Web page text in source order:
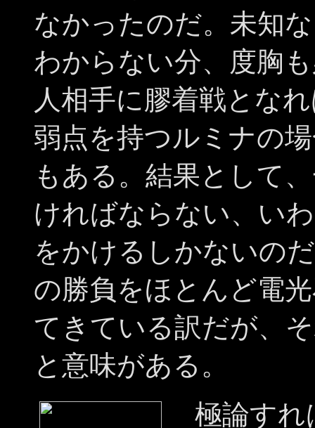
なかったのだ。未知
わからない分、度胸
人相手に膠着戦とな
弱点を持つルミナの
もある。結果として
ければならない、い
をかけるしかないの
の勝負をほとんど電
てきている訳だが、
と意味がある。
極論すれ